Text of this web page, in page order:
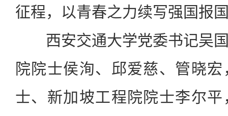
征程，以青春之力续写强国报
西安交通大学党委书记吴国
院院士侯洵、邱爱慈、管晓
士、新加坡工程院院士李尔